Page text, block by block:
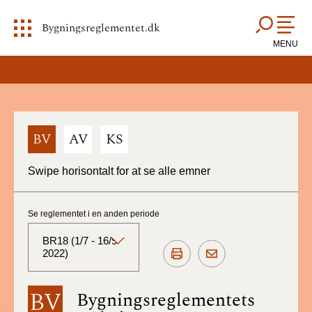
Bygningsreglementet.dk
MENU
BV AV KS
Swipe horisontalt for at se alle emner
BV Bygningsreglementets
Se reglementet i en anden periode
BR18 (1/7 - 16/9
2022)
BR18 (Aktuelt)